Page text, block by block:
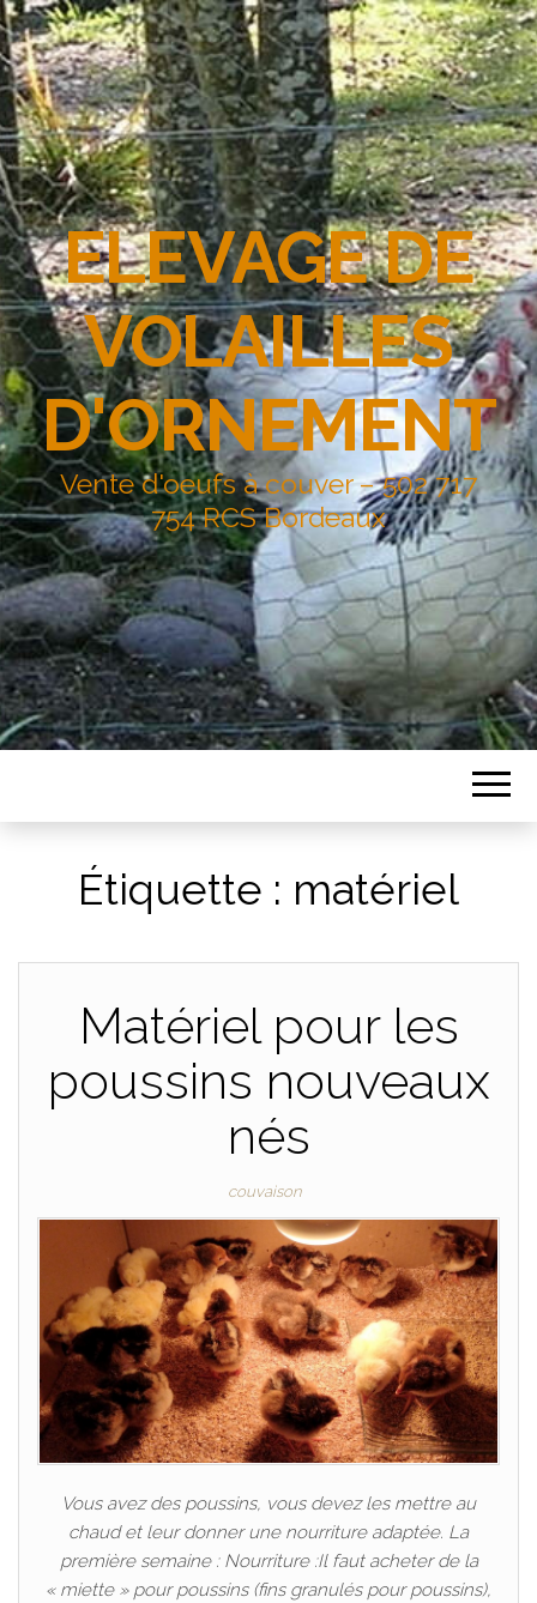
ELEVAGE DE
VOLAILLES
D'ORNEMENT
Vente d'oeufs à couver – 502 717
754 RCS Bordeaux
Étiquette : matériel
Matériel pour les
poussins nouveaux
nés
couvaison
Vous avez des poussins, vous devez les mettre au
chaud et leur donner une nourriture adaptée. La
première semaine : Nourriture :Il faut acheter de la
« miette » pour poussins (fins granulés pour poussins),